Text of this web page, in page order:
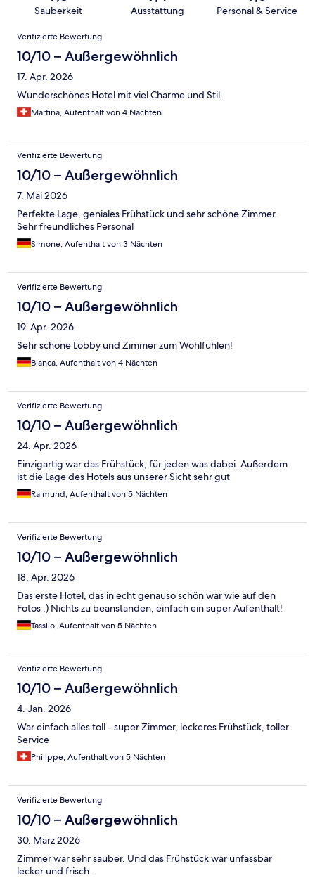
Sauberkeit Ausstattung Personal & Service
Bewertungen
Verifizierte Bewertung
10/10 – Außergewöhnlich
17. Apr. 2026
Wunderschönes Hotel mit viel Charme und Stil.
Martina, Aufenthalt von 4 Nächten
Verifizierte Bewertung
10/10 – Außergewöhnlich
7. Mai 2026
Perfekte Lage, geniales Frühstück und sehr schöne Zimmer.
Sehr freundliches Personal
Simone, Aufenthalt von 3 Nächten
Verifizierte Bewertung
10/10 – Außergewöhnlich
19. Apr. 2026
Sehr schöne Lobby und Zimmer zum Wohlfühlen!
Bianca, Aufenthalt von 4 Nächten
Verifizierte Bewertung
10/10 – Außergewöhnlich
24. Apr. 2026
Einzigartig war das Frühstück, für jeden was dabei. Außerdem
ist die Lage des Hotels aus unserer Sicht sehr gut
Raimund, Aufenthalt von 5 Nächten
Verifizierte Bewertung
10/10 – Außergewöhnlich
18. Apr. 2026
Das erste Hotel, das in echt genauso schön war wie auf den
Fotos ;) Nichts zu beanstanden, einfach ein super Aufenthalt!
Tassilo, Aufenthalt von 5 Nächten
Verifizierte Bewertung
10/10 – Außergewöhnlich
4. Jan. 2026
War einfach alles toll - super Zimmer, leckeres Frühstück, toller
Service
Philippe, Aufenthalt von 5 Nächten
Verifizierte Bewertung
10/10 – Außergewöhnlich
30. März 2026
Zimmer war sehr sauber. Und das Frühstück war unfassbar
lecker und frisch.